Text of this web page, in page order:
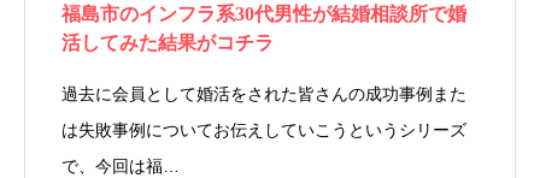
福島市のインフラ系30代男性が結婚相談所で婚
活してみた結果がコチラ
過去に会員として婚活をされた皆さんの成功事例また
は失敗事例についてお伝えしていこうというシリーズ
で、今回は福…